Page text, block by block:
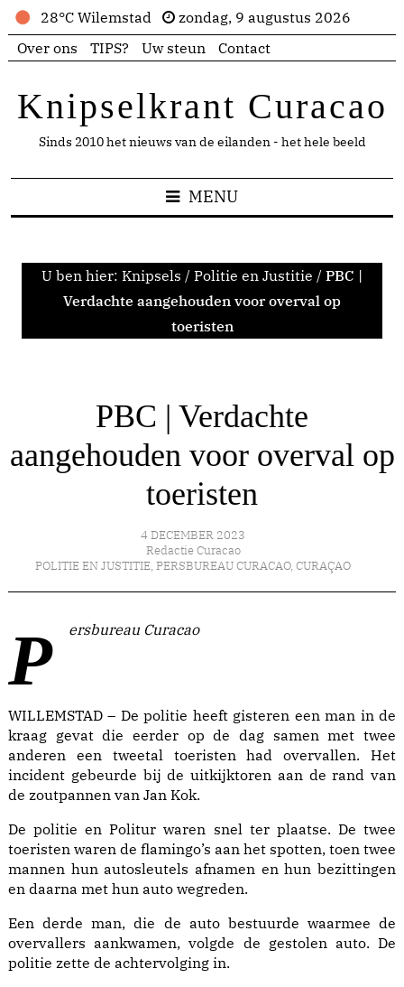
28°C Wilemstad
zondag, 9 augustus 2026
Over ons
TIPS? Uw steun Contact
Knipselkrant Curacao
Sinds 2010 het nieuws van de eilanden - het hele beeld
MENU
U ben hier: Knipsels / Politie en Justitie / PBC |
Verdachte aangehouden voor overval op
toeristen
PBC | Verdachte
aangehouden voor overval op
toeristen
4 DECEMBER 2023
Redactie Curacao
POLITIE EN JUSTITIE, PERSBUREAU CURACAO, CURAÇAO
Persbureau Curacao
WILLEMSTAD – De politie heeft gisteren een man in de
kraag gevat die eerder op de dag samen met twee
anderen een tweetal toeristen had overvallen. Het
incident gebeurde bij de uitkijktoren aan de rand van
de zoutpannen van Jan Kok.
De politie en Politur waren snel ter plaatse. De twee
toeristen waren de flamingo’s aan het spotten, toen twee
mannen hun autosleutels afnamen en hun bezittingen
en daarna met hun auto wegreden.
Een derde man, die de auto bestuurde waarmee de
overvallers aankwamen, volgde de gestolen auto. De
politie zette de achtervolging in.